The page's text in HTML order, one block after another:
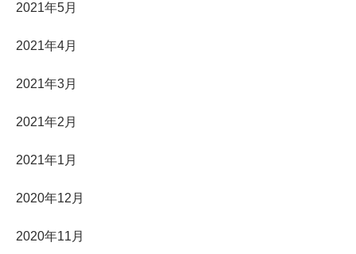
2021年5月
2021年4月
2021年3月
2021年2月
2021年1月
2020年12月
2020年11月